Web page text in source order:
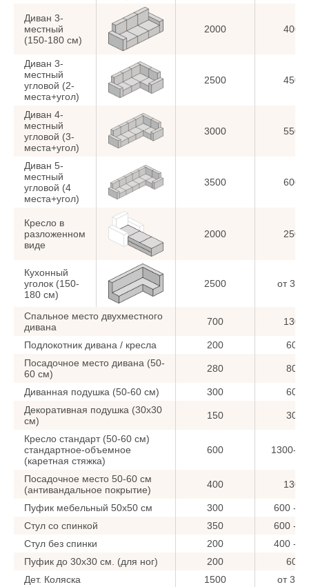
Диван 3-
местный
(150-180 см)
2000 4000
Диван 3-
местный
угловой (2-
места+угол)
2500 4500
Диван 4-
местный
угловой (3-
места+угол)
3000 5500
Диван 5-
местный
угловой (4
места+угол)
3500 6000
Кресло в
разложенном
виде
2000 2500
Кухонный
уголок (150-
180 см)
2500 от
Спальное место двухместного
дивана
700 1300
Подлокотник дивана / кресла 200
600
Посадочное место дивана (50-
60 см)
280 800
Диванная подушка (50-60 см) 300
600
Декоративная подушка (30x30
см)
150 300
Кресло стандарт (50-60 см)
стандартное-объемное
(каретная стяжка)
600 1300-
Посадочное место 50-60 см
(антивандальное покрытие)
400 1300
Пуфик мебельный 50x50 см 300
600 -
Стул со спинкой
350
600 -
Стул без спинки
200
400 -
Пуфик до 30x30 см. (для ног)
200
600
Дет. Коляска
1500
от